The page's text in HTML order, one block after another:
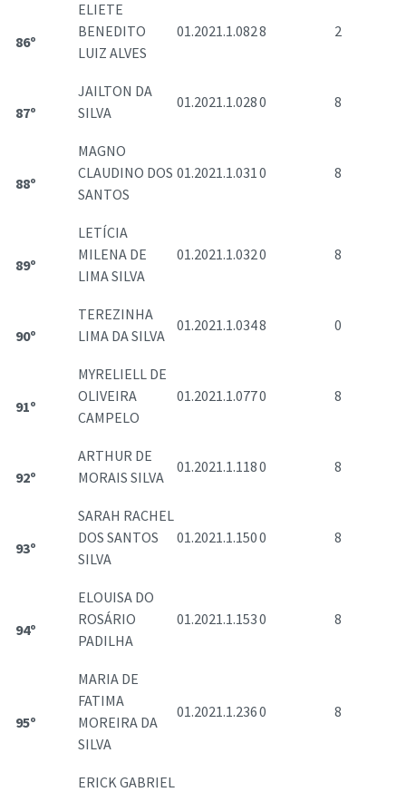
86º
ELIETE
BENEDITO
LUIZ ALVES
01.2021.1.0828 2
87º
JAILTON DA
SILVA
01.2021.1.0280 8
88º
MAGNO
CLAUDINO DOS
SANTOS
01.2021.1.0310 8
89º
LETÍCIA
MILENA DE
LIMA SILVA
01.2021.1.0320 8
90º
TEREZINHA
LIMA DA SILVA
01.2021.1.0348 0
91º
MYRELIELL DE
OLIVEIRA
CAMPELO
01.2021.1.0770 8
92º
ARTHUR DE
MORAIS SILVA
01.2021.1.1180 8
93º
SARAH RACHEL
DOS SANTOS
SILVA
01.2021.1.1500 8
94º
ELOUISA DO
ROSÁRIO
PADILHA
01.2021.1.1530 8
95º
MARIA DE
FATIMA
MOREIRA DA
SILVA
01.2021.1.2360 8
ERICK GABRIEL